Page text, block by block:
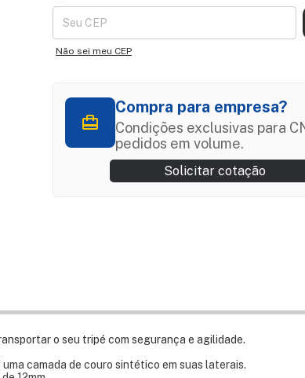
Não sei meu CEP
Compra para empresa?
Condições exclusivas para
pedidos em volume.
Solicitar cotação
o seu tripé com segurança e agilidade.
camada de couro sintético em suas laterais.